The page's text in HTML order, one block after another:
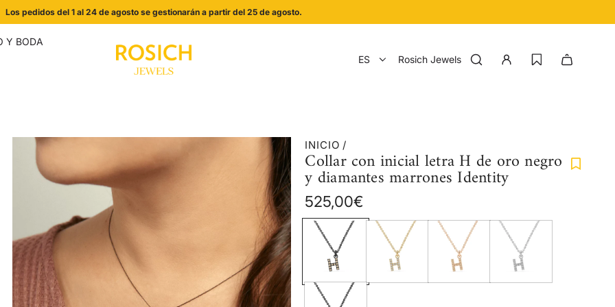
Los pedidos del 1 al 24 de agosto se gestionarán a partir del 25 de agosto.
Y BODA
ES Rosich Jewels
INICIO /
Collar con inicial letra H de oro negro
y diamantes marrones Identity
Precio
regular
525,00€